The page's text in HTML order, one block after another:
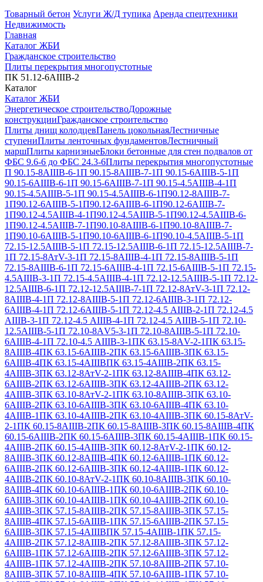
Товарный бетон Услуги Ж/Д тупика Аренда спецтехники
Недвижимость
Главная
Каталог ЖБИ
Гражданское строительство
Плиты перекрытия многопустотные
ПК 51.12-6АIIIВ-2
Каталог
Каталог ЖБИ
Энергетическое строительствоДорожные
конструкцииГражданское строительство
Плиты днищ колодцевПанель цокольнаяЛестничные
ступениПлиты ленточных фундаментовЛестничный
маршПлиты карнизныеБлоки бетонные для стен подвалов от
ФБС 9.6-6 до ФБС 24.3-6Плиты перекрытия многопустотные
П 90.15-8АIIIВ-6-1П 90.15-8АIIIВ-7-1П 90.15-6АIIIВ-5-1П
90.15-6АIIIВ-6-1П 90.15-6АIIIВ-7-1П 90.15-4.5АIIIВ-4-1П
90.15-4.5АIIIВ-5-1П 90.15-4.5АIIIВ-6-1П90.12-8АIIIВ-7-
1П90.12-6АIIIВ-5-1П90.12-6АIIIВ-6-1П90.12-6АIIIВ-7-
1П90.12-4.5АIIIВ-4-1П90.12-4.5АIIIВ-5-1П90.12-4.5АIIIВ-6-
1П90.12-4.5АIIIВ-7-1П90.10-8АIIIВ-6-1П90.10-8АIIIВ-7-
1П90.10-6АIIIВ-5-1П90.10-6АIIIВ-6-1П90.10-4.5АIIIВ-5-1П
72.15-12.5АIIIВ-5-1П 72.15-12.5АIIIВ-6-1П 72.15-12.5АIIIВ-7-
1П 72.15-8АтV-3-1П 72.15-8АIIIВ-4-1П 72.15-8АIIIВ-5-1П
72.15-8АIIIВ-6-1П 72.15-6АIIIВ-4-1П 72.15-6АIIIВ-5-1П 72.15-
4.5АIIIВ-3-1П 72.15-4.5АIIIВ-4-1П 72.12-12.5АIIIВ-5-1П 72.12-
12.5АIIIВ-6-1П 72.12-12.5АIIIВ-7-1П 72.12-8АтV-3-1П 72.12-
8АIIIВ-4-1П 72.12-8АIIIВ-5-1П 72.12-6АIIIВ-3-1П 72.12-
6АIIIВ-4-1П 72.12-6АIIIВ-5-1П 72.12-4.5 АIIIВ-2-1П 72.12-4.5
АIIIВ-3-1П 72.12-4.5 АIIIВ-4-1П 72.12-4.5 АIIIВ-5-1П 72.10-
12.5АIIIВ-5-1П 72.10-8АV5-3-1П 72.10-8АIIIВ-5-1П 72.10-
6АIIIВ-4-1П 72.10-4.5 АIIIВ-3-1ПК 63.15-8АV-2-1ПК 63.15-
8АIIIВ-4ПК 63.15-6АIIIВ-2ПК 63.15-6АIIIВ-3ПК 63.15-
6АIIIВ-4ПК 63.15-4АIIIВПК 63.15-4АIIIВ-2ПК 63.15-
4АIIIВ-3ПК 63.12-8АтV-2-1ПК 63.12-8АIIIВ-4ПК 63.12-
6АIIIВ-2ПК 63.12-6АIIIВ-3ПК 63.12-4АIIIВ-2ПК 63.12-
4АIIIВ-3ПК 63.10-8АтV-2-1ПК 63.10-8АIIIВ-3ПК 63.10-
6АIIIВ-2ПК 63.10-6АIIIВ-3ПК 63.10-6АIIIВ-4ПК 63.10-
4АIIIВ-1ПК 63.10-4АIIIВ-2ПК 63.10-4АIIIВ-3ПК 60.15-8АтV-
2-1ПК 60.15-8АIIIВ-2ПК 60.15-8АIIIВ-3ПК 60.15-8АIIIВ-4ПК
60.15-6АIIIВ-2ПК 60.15-6АIIIВ-3ПК 60.15-4АIIIВ-1ПК 60.15-
4АIIIВ-2ПК 60.15-4АIIIВ-3ПК 60.12-8АтV-2-1ПК 60.12-
8АIIIВ-3ПК 60.12-8АIIIВ-4ПК 60.12-6АIIIВ-1ПК 60.12-
6АIIIВ-2ПК 60.12-6АIIIВ-3ПК 60.12-4АIIIВ-1ПК 60.12-
4АIIIВ-2ПК 60.10-8АтV-2-1ПК 60.10-8АIIIВ-3ПК 60.10-
8АIIIВ-4ПК 60.10-6АIIIВ-1ПК 60.10-6АIIIВ-2ПК 60.10-
6АIIIВ-3ПК 60.10-4АIIIВ-1ПК 60.10-4АIIIВ-2ПК 60.10-
4АIIIВ-3ПК 57.15-8АIIIВ-2ПК 57.15-8АIIIВ-3ПК 57.15-
8АIIIВ-4ПК 57.15-6АIIIВ-1ПК 57.15-6АIIIВ-2ПК 57.15-
6АIIIВ-3ПК 57.15-4АIIIВПК 57.15-4АIIIВ-1ПК 57.15-
4АIIIВ-2ПК 57.12-8АIIIВ-2ПК 57.12-8АIIIВ-3ПК 57.12-
6АIIIВ-1ПК 57.12-6АIIIВ-2ПК 57.12-6АIIIВ-3ПК 57.12-
4АIIIВ-1ПК 57.12-4АIIIВ-2ПК 57.10-8АIIIВ-2ПК 57.10-
8АIIIВ-3ПК 57.10-8АIIIВ-4ПК 57.10-6АIIIВ-1ПК 57.10-